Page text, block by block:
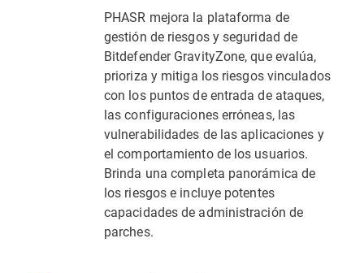
PHASR mejora la plataforma de
gestión de riesgos y seguridad de
Bitdefender GravityZone, que evalúa,
prioriza y mitiga los riesgos vinculados
con los puntos de entrada de ataques,
las configuraciones erróneas, las
vulnerabilidades de las aplicaciones y
el comportamiento de los usuarios.
Brinda una completa panorámica de
los riesgos e incluye potentes
capacidades de administración de
parches.